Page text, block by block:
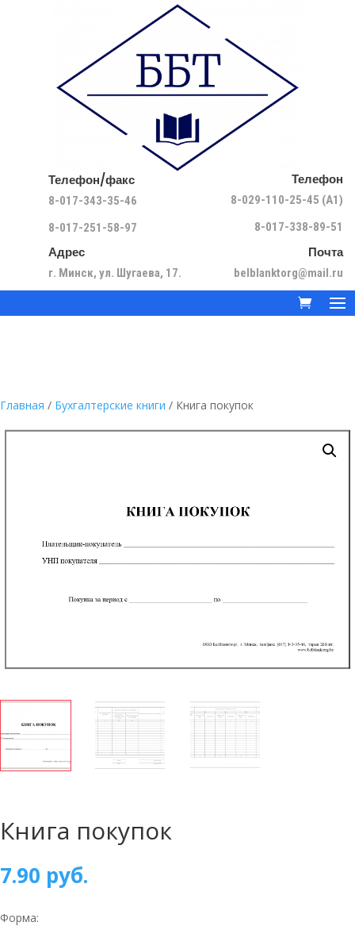
Телефон
8-029-110-25-45 (A1)
8-017-338-89-51
Телефон/факс
8-017-343-35-46
8-017-251-58-97
Почта
belblanktorg@mail.ru
Адрес
г. Минск, ул. Шугаева, 17.
Главная / Бухгалтерские книги / Книга покупок
Книга покупок
7.90 руб.
Форма: